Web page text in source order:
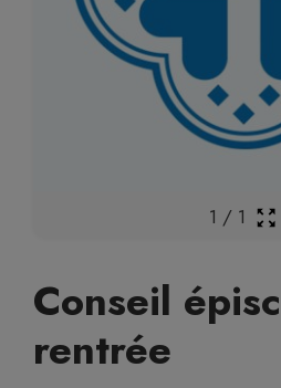
1 / 1
Conseil
rentrée